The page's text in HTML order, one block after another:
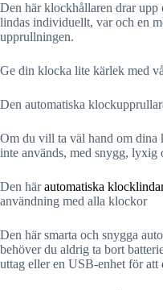
Den här klockhållaren drar upp
lindas individuellt, var och en
upprullningen.
Ge din klocka lite kärlek med
Den automatiska
Om du vill ta väl hand om dina
inte används, med snygg,
Den härautomatiska
användning med alla klockor
Den här smarta och snygga
behöver du aldrig ta bort
uttag eller en USB-enhet för